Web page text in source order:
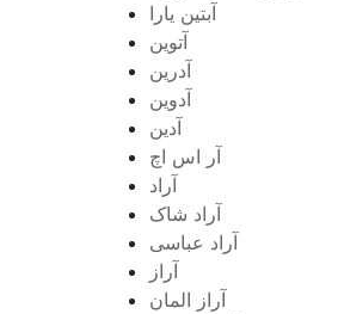
آبتین یارا
آتوین
آدرین
آدوین
آدین
آر اس اچ
آراد
آراد شاک
آراد عباسی
آراز
آراز المان